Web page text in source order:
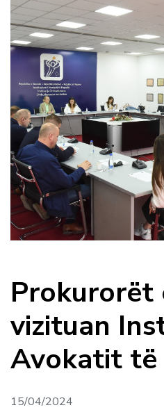
Prokurorët
vizituan
Avokatit
15/04/2024